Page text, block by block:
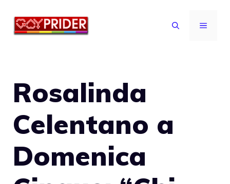
MENU
Rosalinda
Celentano a
Domenica